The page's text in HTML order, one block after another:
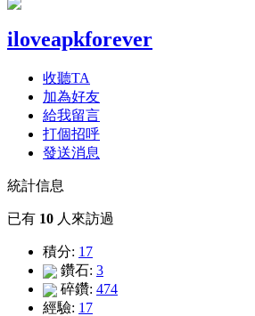
iloveapkforever
收聽TA
加為好友
給我留言
打個招呼
發送消息
統計信息
已有 10 人來訪過
積分: 17
鑽石: 3
碎鑽: 474
經驗: 17